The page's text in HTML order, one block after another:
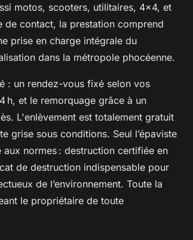
motos, scooters, utilitaires, 4x4, et
de contact, la prestation comprend
prise en charge intégrale du
dans la métropole phocéenne.
: un rendez-vous fixé selon vos
h, et le remorquage grâce à un
L'enlèvement est totalement gratuit
grise sous conditions. Seul l’épaviste
normes : destruction certifiée en
de destruction indispensable pour
de l’environnement. Toute la
le propriétaire de toute